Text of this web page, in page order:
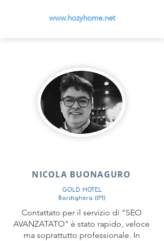
www.hozyhome.net
NICOLA BUONAGURO
GOLD HOTEL
Bordighera (IM)
Contattato per il servizio di "SEO
AVANZATATO" è stato rapido, veloce
ma soprattutto professionale. In